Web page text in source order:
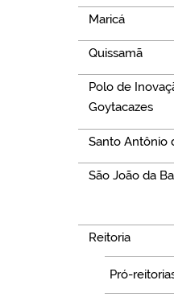
Maricá
Quissamã
Polo de
Goytacazes
Santo Antônio
São João da
Reitoria
Pró-